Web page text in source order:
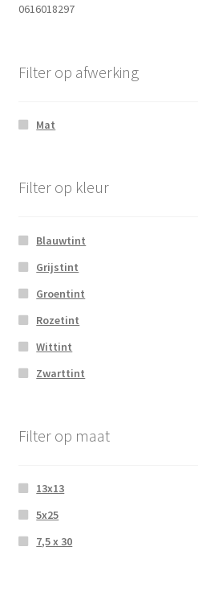
0616018297
Filter op afwerking
Mat
Filter op kleur
Blauwtint
Grijstint
Groentint
Rozetint
Wittint
Zwarttint
Filter op maat
13x13
5x25
7,5 x 30